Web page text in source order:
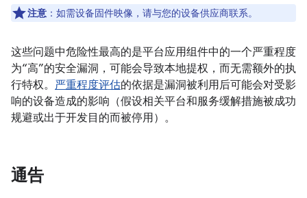
注意 ：如需设备固件映像，请与您的设备供应商联系。
这些问题中危险性最高的是平台应用组件中的一个严重程度
为“高”的安全漏洞，可能会导致本地提权，而无需额外的执
行特权。 严重程度评估的依据是漏洞被利用后可能会对受影
响的设备造成的影响（假设相关平台和服务缓解措施被成功
规避或出于开发目的而被停用）。
通告